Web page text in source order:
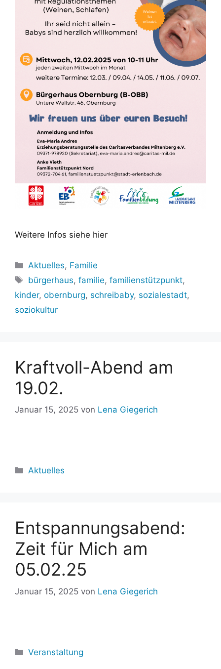
Weitere Infos siehe hier
Kategorien
Aktuelles, Familie
Schlagwörter
bürgerhaus,familie,familienstützpunkt,
kinder, obernburg, schreibaby, sozialestadt,
soziokultur
Kraftvoll-Abend am
19.02.
Januar 15, 2025 von Lena Giegerich
Kategorien
Aktuelles
Entspannungsabend:
Zeit für Mich am
05.02.25
Januar 15, 2025 von Lena Giegerich
Kategorien
Veranstaltung